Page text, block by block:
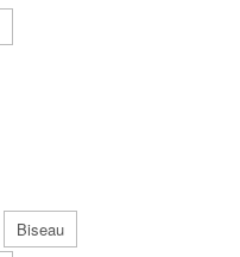
Biseau